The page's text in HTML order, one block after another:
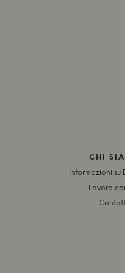
CHI
Informazioni su
Lavora